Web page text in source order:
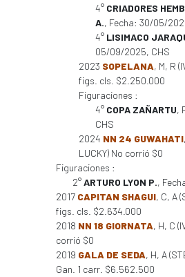
4° CRIADORES
A., Fecha: 30/05/
4° LISIMACO
05/09/2025, CHS
2023 SOPELANA, M, R
figs. cls. $2.250.000
Figuraciones :
4° COPA ZAÑARTU,
CHS
2024 NN 24 GUWAHATI
LUCKY) No corrió $0
Figuraciones :
2°ARTURO LYON P.,
2017 CAPITAN SHAGUI, C, A
figs. cls. $2.634.000
2018 NN 18 GIORNATA, H, C
corrió $0
2019 GALA DE SEDA, H, A
Gan. 1 carr. $6.562.500